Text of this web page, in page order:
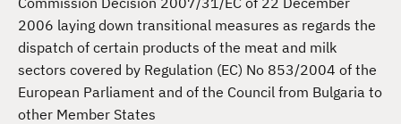
2006 laying down transitional measures as regards the
dispatch of certain products of the meat and milk
sectors covered by Regulation (EC) No 853/2004 of the
European Parliament and of the Council from Bulgaria to
other Member States